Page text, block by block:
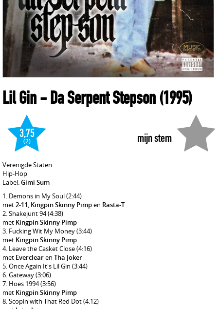
Lil Gin- Da Serpent Stepson(1995)
mijn stem
3,75
(2)
Verenigde Staten
Hip-Hop
Label:Gimi Sum
Demons in My Soul(2:44)
met2-11, Kingpin Skinny Pimpen Rasta-T
Shakejunt 94(4:38)
met Kingpin Skinny Pimp
Fucking Wit My Money(3:44)
met Kingpin Skinny Pimp
Leave the Casket Close(4:16)
met Everclearen Tha Joker
Once Again It's Lil Gin (3:44)
Gateway(3:06)
Hoes 1994(3:56)
met Kingpin Skinny Pimp
Scopin with That Red Dot(4:12)